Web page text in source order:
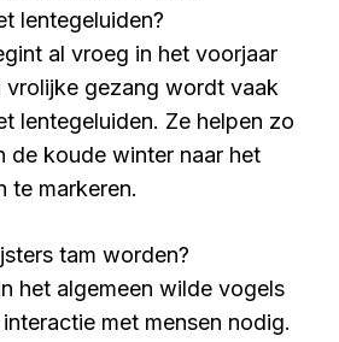
lentegeluiden?
al vroeg in het voorjaar
vrolijke gezang wordt vaak
lentegeluiden. Ze helpen zo
de koude winter naar het
te markeren.
tam worden?
het algemeen wilde vogels
met mensen nodig.